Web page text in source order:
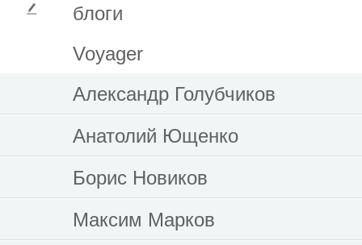
блоги
Voyager
Александр Голубчиков
Анатолий Ющенко
Борис Новиков
Максим Марков